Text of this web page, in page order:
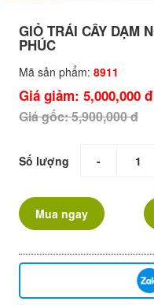
GIỎ TRÁI CÂY DẠM
PHÚC
Mã sản phẩm: 8911
Giá giảm: 5,000,000 đ
Giá gốc: 5,900,000 đ
Số lượng -
Mua ngay